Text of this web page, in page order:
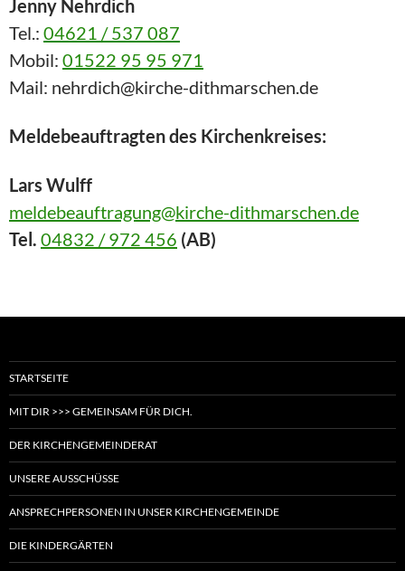
Jenny Nehrdich
Tel.: 04621 / 537 087
Mobil: 01522 95 95 971
Mail: nehrdich@kirche-dithmarschen.de
Meldebeauftragten des Kirchenkreises:
Lars Wulff
meldebeauftragung@kirche-dithmarschen.de
Tel. 04832 / 972 456 (AB)
STARTSEITE
MIT DIR >>> GEMEINSAM FÜR DICH.
DER KIRCHENGEMEINDERAT
UNSERE AUSSCHÜSSE
ANSPRECHPERSONEN IN UNSER KIRCHENGEMEINDE
DIE KINDERGÄRTEN